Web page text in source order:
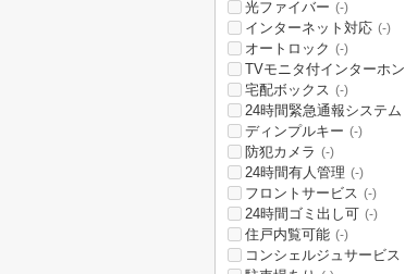
光ファイバー (-)
インターネット対応 (-)
オートロック (-)
TVモニタ付インターホン
宅配ボックス (-)
24時間緊急通報システム
ディンプルキー (-)
防犯カメラ (-)
24時間有人管理 (-)
フロントサービス (-)
24時間ゴミ出し可 (-)
住戸内覧可能 (-)
コンシェルジュサービス